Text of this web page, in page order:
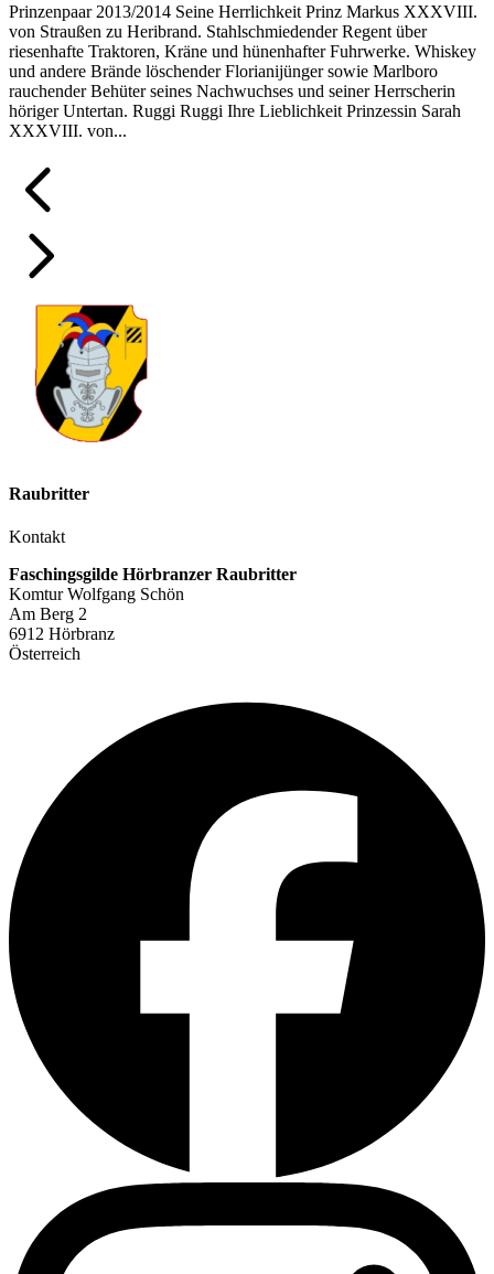
Prinzenpaar 2013/2014 Seine Herrlichkeit Prinz Markus XXXVIII.
von Straußen zu Heribrand. Stahlschmiedender Regent über
riesenhafte Traktoren, Kräne und hünenhafter Fuhrwerke. Whiskey
und andere Brände löschender Florianijünger sowie Marlboro
rauchender Behüter seines Nachwuchses und seiner Herrscherin
höriger Untertan. Ruggi Ruggi Ihre Lieblichkeit Prinzessin Sarah
XXXVIII. von...
Raubritter
Kontakt
Faschingsgilde Hörbranzer Raubritter
Komtur Wolfgang Schön
Am Berg 2
6912 Hörbranz
Österreich